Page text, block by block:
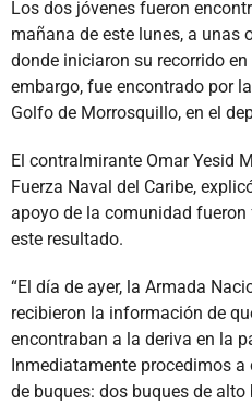
Los dos jóvenes fueron
mañana de este lunes, a
donde iniciaron su recorrido
embargo, fue encontrado por
Golfo de Morrosquillo, en el
El contralmirante Omar Yesid
Fuerza Naval del Caribe,
apoyo de la comunidad
este resultado.
“El día de ayer, la Armada
recibieron la información de
encontraban a la deriva en la
Inmediatamente procedimos
de buques: dos buques de